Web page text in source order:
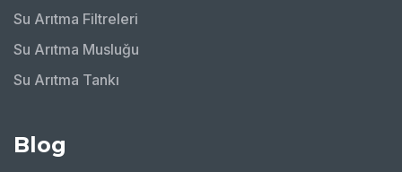
Su Arıtma Filtreleri
Su Arıtma Musluğu
Su Arıtma Tankı
Blog